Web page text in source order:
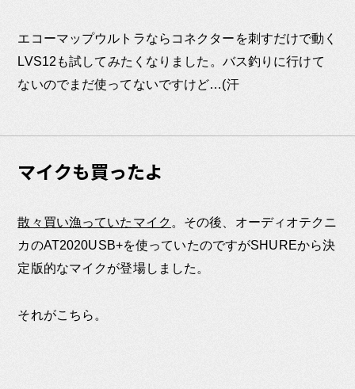
エコーマップウルトラならコネクターを刺すだけで動く
LVS12も試してみたくなりました。バス釣りに行けて
ないのでまだ使ってないですけど…(汗
マイクも買ったよ
散々買い漁っていたマイク 。その後、オーディオテクニ
カのAT2020USB+を使っていたのですがSHUREから決
定版的なマイクが登場しました。
それがこちら。